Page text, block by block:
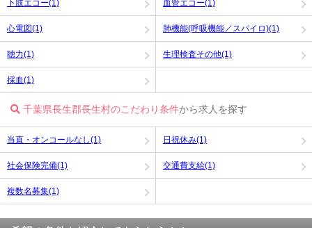
下肢エコー(1) 血管エコー(1)
心電図(1) 肺機能(呼吸機能／スパイロ)(1)
聴力(1) 生理検査その他(1)
採血(1)
千葉県長生郡長生村のこだわり条件から求人を探す
当直・オンコールなし(1) 日祝休み(1)
社会保険完備(1) 交通費支給(1)
複数名募集(1)